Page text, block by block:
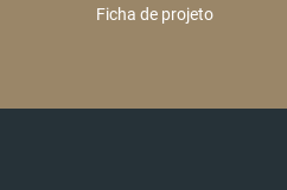
Ficha de projeto